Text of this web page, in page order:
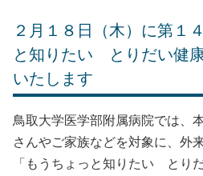
２月１８日（木）に第１
と知りたい とりだい健
いたします
鳥取大学医学部附属病院では、
さんやご家族などを対象に、外
「もうちょっと知りたい とり